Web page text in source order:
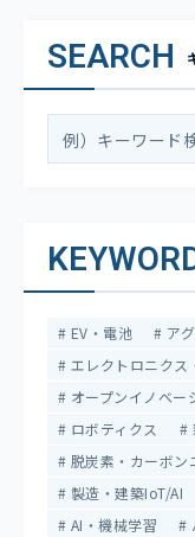
SEARCH
EV・電池 ア
エレクトロニクス
オープンイノベー
ロボティクス
脱炭素・カーボン
製造・建築IoT/AI
AI・機械学習